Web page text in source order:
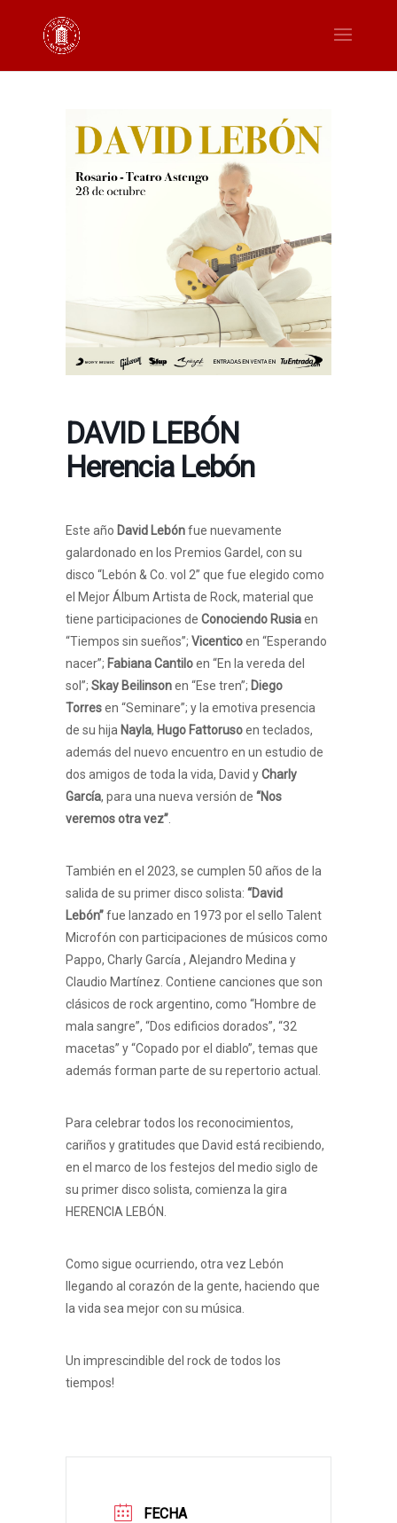
DAVID LEBÓN
Herencia Lebón
Este año David Lebónfue nuevamente
galardonado en los Premios Gardel, con su
disco “Lebón & Co. vol 2” que fue elegido como
el Mejor Álbum Artista de Rock, material que
tiene participaciones de Conociendo Rusiaen
“Tiempos sin sueños”; Vicenticoen “Esperando
nacer”; Fabiana Cantiloen “En la vereda del
sol”; Skay Beilinsonen “Ese tren”; Diego
Torresen “Seminare”; y la emotiva presencia
de su hija Nayla, Hugo Fattorusoen teclados,
además del nuevo encuentro en un estudio de
dos amigos de toda la vida, David yCharly
García, para una nueva versión de “Nos
veremos otra vez”
También en el 2023, se cumplen 50 años de la
salida de su primer disco solista: “David
Lebón”fue lanzado en 1973 por el sello Talent
Microfón con participaciones de músicos como
Pappo, Charly García , Alejandro Medina y
Claudio Martínez. Contiene canciones que son
clásicos de rock argentino, como “Hombre de
mala sangre”, “Dos edificios dorados”, “32
macetas” y “Copado por el diablo”, temas que
además forman parte de su repertorio actual.
Para celebrar todos los reconocimientos,
cariños y gratitudes que David está recibiendo,
en el marco de los festejos del medio siglo de
su primer disco solista, comienza la gira
HERENCIA LEBÓN.
Como sigue ocurriendo, otra vez Lebón
llegando al corazón de la gente, haciendo que
la vida sea mejor con su música.
Un imprescindible del rock de todos los
tiempos!
FECHA